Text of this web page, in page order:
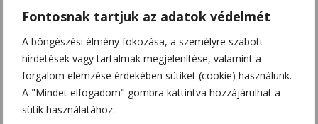
Fontosnak tartjuk az adatok védelmét
A böngészési élmény fokozása, a személyre szabott
hirdetések vagy tartalmak megjelenítése, valamint a
forgalom elemzése érdekében sütiket (cookie) használunk.
A "Mindet elfogadom" gombra kattintva hozzájárulhat a
sütik használatához.
A LEKOPOGÁS BABONÁJA
SZOBOSZLAI KRISZTINA 2018/03/15